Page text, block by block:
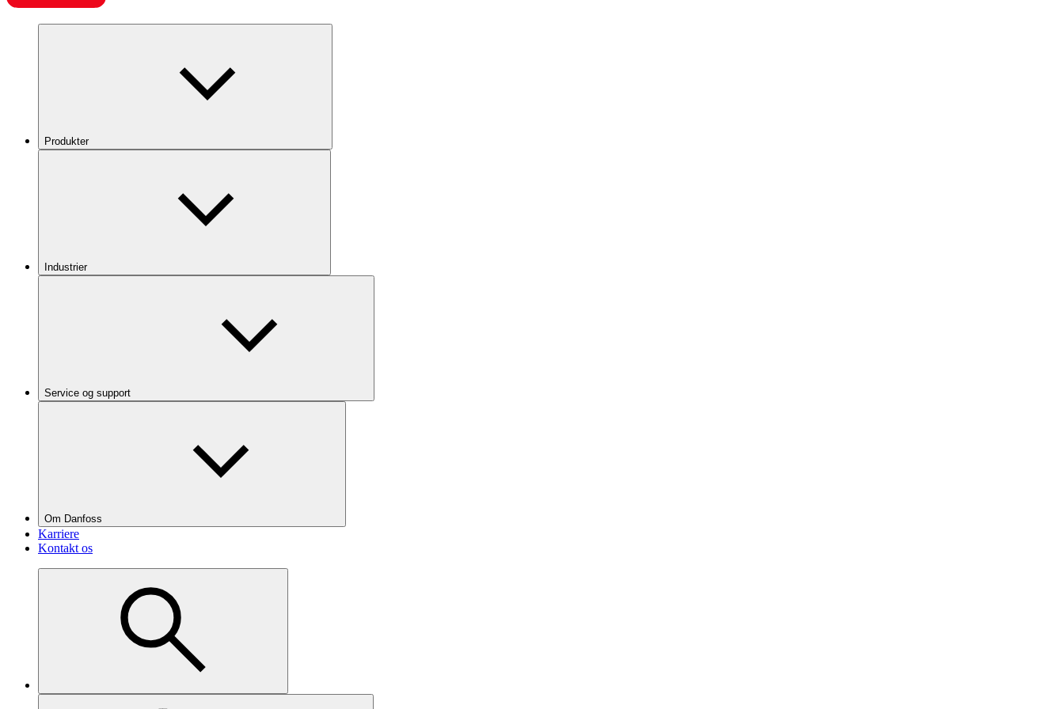
Produkter
Industrier
Service og support
Om Danfoss
Karriere
Kontakt os